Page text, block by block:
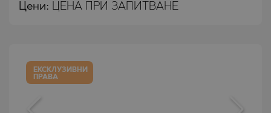
Цени: ЦЕНА ПРИ ЗАПИТВАНЕ
ЕКСКЛУЗИВНИ
ПРАВА